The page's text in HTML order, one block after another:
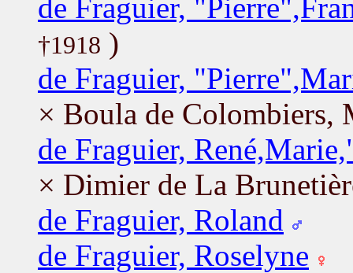
de Fraguier,
†1918 )
de Fraguier,
× Boula de Colombiers,
de Fraguier,
× Dimier de La
de Fraguier, Roland
de Fraguier, Roselyne